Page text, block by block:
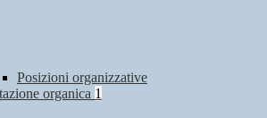
Posizioni organizzative
organica 1